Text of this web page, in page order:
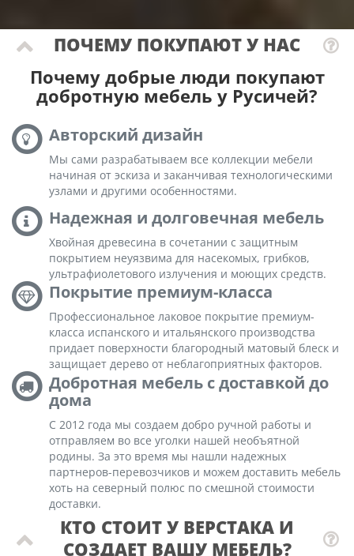
ПОЧЕМУ ПОКУПАЮТ У НАС
Почему добрые люди покупают
добротную мебель у Русичей?
Авторский дизайн
Мы сами разрабатываем все коллекции мебели
начиная от эскиза и заканчивая технологическими
узлами и другими особенностями.
Надежная и долговечная мебель
Хвойная древесина в сочетании с защитным
покрытием неуязвима для насекомых, грибков,
ультрафиолетового излучения и моющих средств.
Покрытие премиум-класса
Профессиональное лаковое покрытие премиум-
класса испанского и итальянского производства
придает поверхности благородный матовый блеск и
защищает дерево от неблагоприятных факторов.
Добротная мебель с доставкой до
дома
С 2012 года мы создаем добро ручной работы и
отправляем во все уголки нашей необъятной
родины. За это время мы нашли надежных
партнеров-перевозчиков и можем доставить мебель
хоть на северный полюс по смешной стоимости
доставки.
КТО СТОИТ У ВЕРСТАКА И
СОЗДАЕТ ВАШУ МЕБЕЛЬ?